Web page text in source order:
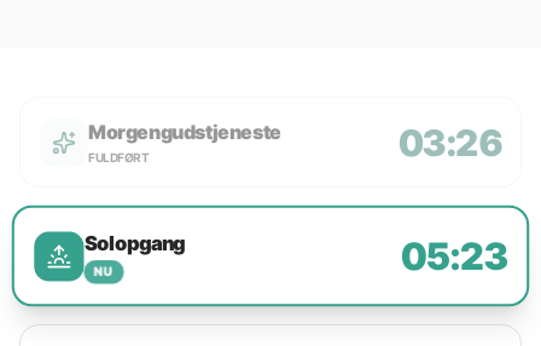
Morgengudstjeneste
FULDFØRT 03:26
Solopgang
NU 05:23